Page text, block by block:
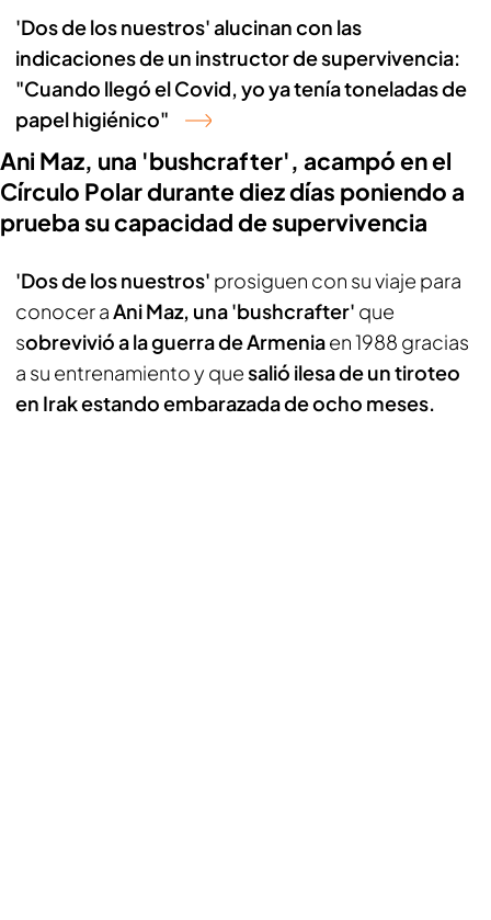
'Dos de los nuestros' alucinan con las
indicaciones de un instructor de supervivencia:
"Cuando llegó el Covid, yo ya tenía toneladas de
papel higiénico"
Ani Maz, una 'bushcrafter', acampó en el
Círculo Polar durante diez días poniendo a
prueba su capacidad de supervivencia
'Dos de los nuestros' prosiguen con su viaje para
conocer aAni Maz, una 'bushcrafter' que
sobrevivió a la guerra de Armeniaen 1988 gracias
a su entrenamiento y quesalió ilesa de un tiroteo
en Irak estando embarazada de ocho meses.